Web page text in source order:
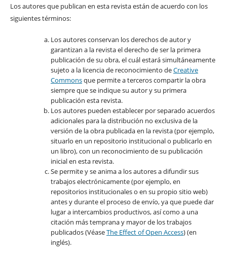
Los autores que publican en esta revista están de acuerdo con los
siguientes términos:
Los autores conservan los derechos de autor y
garantizan a la revista el derecho de ser la primera
publicación de su obra, el cuál estará simultáneamente
sujeto a la licencia de reconocimiento deCreative
Commonsque permite a terceros compartir la obra
siempre que se indique su autor y su primera
publicación esta revista.
Los autores pueden establecer por separado acuerdos
adicionales para la distribución no exclusiva de la
versión de la obra publicada en la revista (por ejemplo,
situarlo en un repositorio institucional o publicarlo en
un libro), con un reconocimiento de su publicación
inicial en esta revista.
Se permite y se anima a los autores a difundir sus
trabajos electrónicamente (por ejemplo, en
repositorios institucionales o en su propio sitio web)
antes y durante el proceso de envío, ya que puede dar
lugar a intercambios productivos, así como a una
citación más temprana y mayor de los trabajos
publicados (VéaseThe Effect of Open Access) (en
inglés).